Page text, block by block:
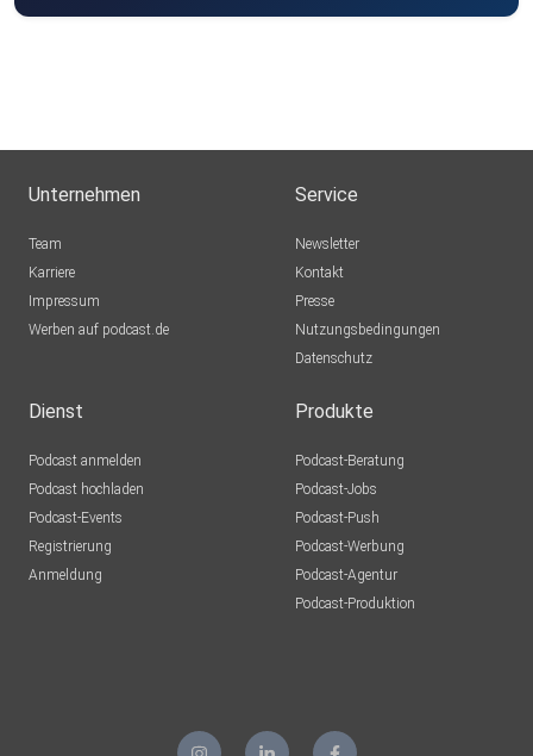
Unternehmen
Team
Karriere
Impressum
Werben auf podcast.de
Service
Newsletter
Kontakt
Presse
Nutzungsbedingungen
Datenschutz
Dienst
Podcast anmelden
Podcast hochladen
Podcast-Events
Registrierung
Anmeldung
Produkte
Podcast-Beratung
Podcast-Jobs
Podcast-Push
Podcast-Werbung
Podcast-Agentur
Podcast-Produktion